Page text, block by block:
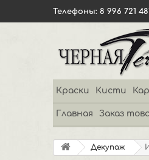
Телефоны: 8 996 721
Краски Кисти
Главная Заказ
Декупаж